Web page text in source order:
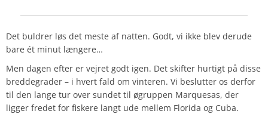
Det buldrer løs det meste af natten. Godt, vi ikke blev derude
bare ét minut længere…
Men dagen efter er vejret godt igen. Det skifter hurtigt på disse
breddegrader – i hvert fald om vinteren. Vi beslutter os derfor
til den lange tur over sundet til øgruppen Marquesas, der
ligger fredet for fiskere langt ude mellem Florida og Cuba.